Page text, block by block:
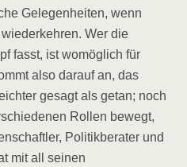
Gelegenheiten, wenn
Wer die
fasst, ist womöglich für
also darauf an, das
gesagt als getan; noch
Rollen bewegt,
Politikberater und
mit all seinen